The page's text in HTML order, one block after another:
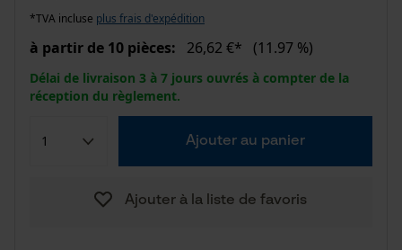
*TVA incluse plus frais d'expédition
à partir de 10 pièces: 26,62 €* (11.97 %)
Délai de livraison 3 à 7 jours ouvrés à compter de la
réception du règlement.
Ajouter au panier
Ajouter à la liste de favoris